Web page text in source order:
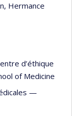
Hermance
d’éthique
of Medicine
—